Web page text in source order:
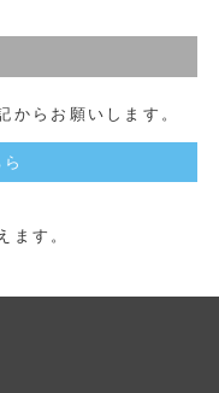
からお願いします。
ます。